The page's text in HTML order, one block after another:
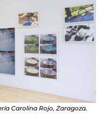
Carolina Rojo, Zaragoza.